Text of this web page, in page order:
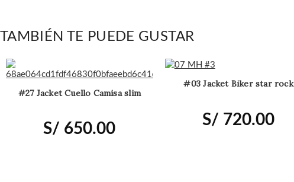
TAMBIÉN TE PUEDE GUSTAR
#27 Jacket Cuello Camisa slim
S/ 650.00
#03 Jacket Biker star rock
S/ 720.00